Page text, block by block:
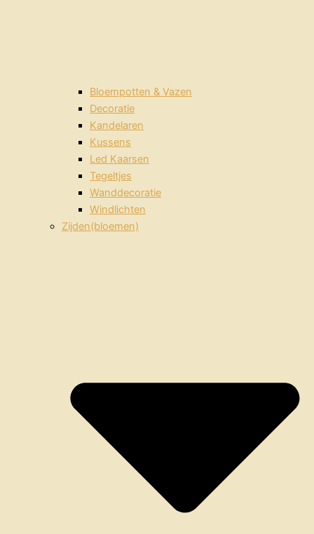
Bloempotten & Vazen
Decoratie
Kandelaren
Kussens
Led Kaarsen
Tegeltjes
Wanddecoratie
Windlichten
Zijden(bloemen)